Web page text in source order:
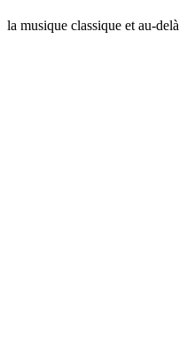
la musique classique et au-delà